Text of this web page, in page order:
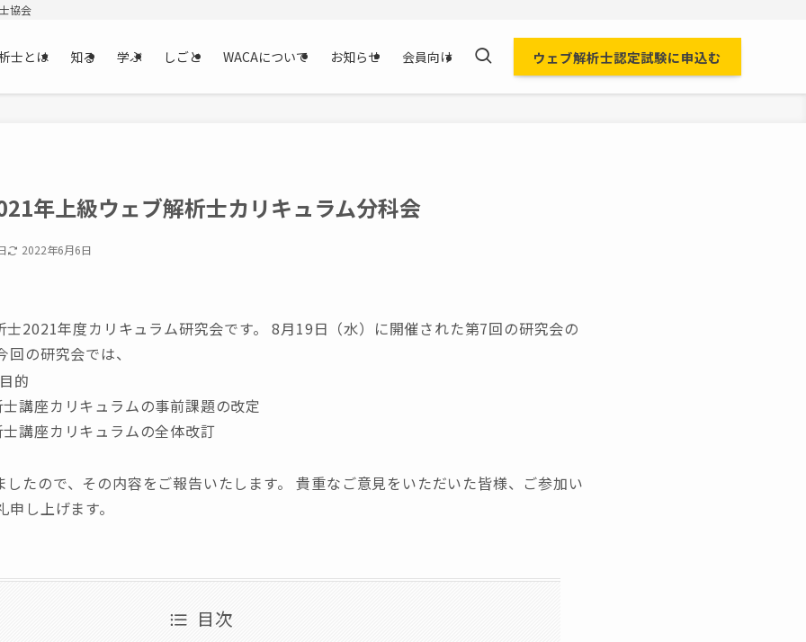
協会
士とは 知る 学ぶ しごと WACAについて お知らせ 会員向け ウェブ解析士認定試験に申込む
年上級ウェブ解析士カリキュラム分科会
2022年6月6日
2021年度カリキュラム研究会です。 8月19日（水）に開催された第7回の研究会の
の研究会では、
的
講座カリキュラムの事前課題の改定
講座カリキュラムの全体改訂
たので、その内容をご報告いたします。 貴重なご意見をいただいた皆様、ご参加い
し上げます。
目次